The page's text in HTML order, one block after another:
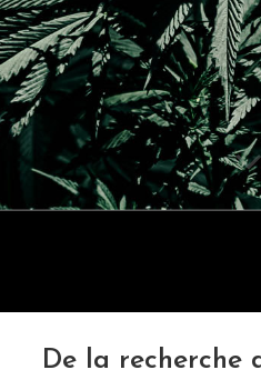
De la recherche